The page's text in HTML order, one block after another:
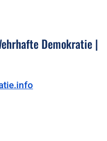
Demokratie |